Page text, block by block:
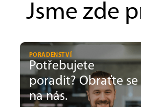
Jsme zde
PORADENSTVÍ
Potřebujete
poradit? Obraťte se
na nás.